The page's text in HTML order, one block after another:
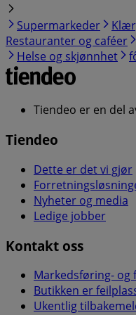
Supermarkeder
Restauranter og caféer
Helse og skjønnhet
Tiendeo er en del
Tiendeo
Dette er det vi gjør
Nyheter og media
Ledige jobber
Kontakt oss
Markedsføring-
Butikken er
Ukentlig